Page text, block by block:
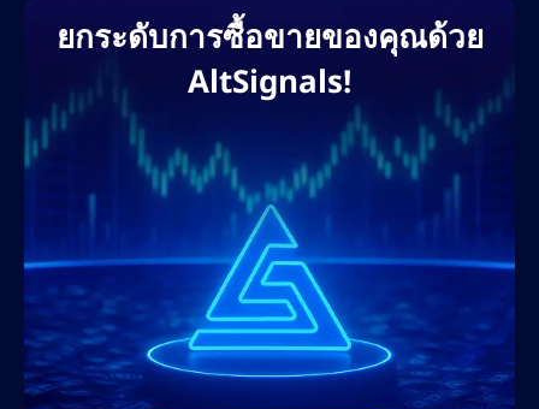
ชั้นนำ โบรกเกอร์ฟอเร็กซ์ โครงการ DeFi และ
แพลตฟอร์มการศึกษาด้านการซื้อขาย เพื่อช่วย
ให้แบรนด์ต่างๆ ขยายการเข้าถึงบนโลกดิจิทัล
และครองอันดับการค้นหา แนวทางที่ขับเคลื่อน
ด้วยข้อมูลของเขาช่วยให้มั่นใจได้ว่าจะได้รับ
ROI สูงสุด การมีส่วนร่วมของผู้ใช้ และการสร้าง
ลีดสูงสุด ผ่านบล็อกที่ปรับแต่ง SEO หน้าแลนดิ้ง
เพจ และกลยุทธ์คอนเทนต์ที่เน้นการแปลงเป็น
ลูกค้า
ก่อนร่วมงานกับ AltSignals ในเดือนกุมภาพันธ์
2568 เนทเคยร่วมงานกับเว็บไซต์สื่อคริปโตชั้น
นำ ศูนย์การเรียนรู้ฟอเร็กซ์ และโปรเจกต์ Web3
ยกระดับการซื้อขายของคุณด้วย
AltSignals!